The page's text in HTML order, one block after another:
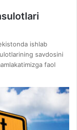
ishlab
savdosini
faol